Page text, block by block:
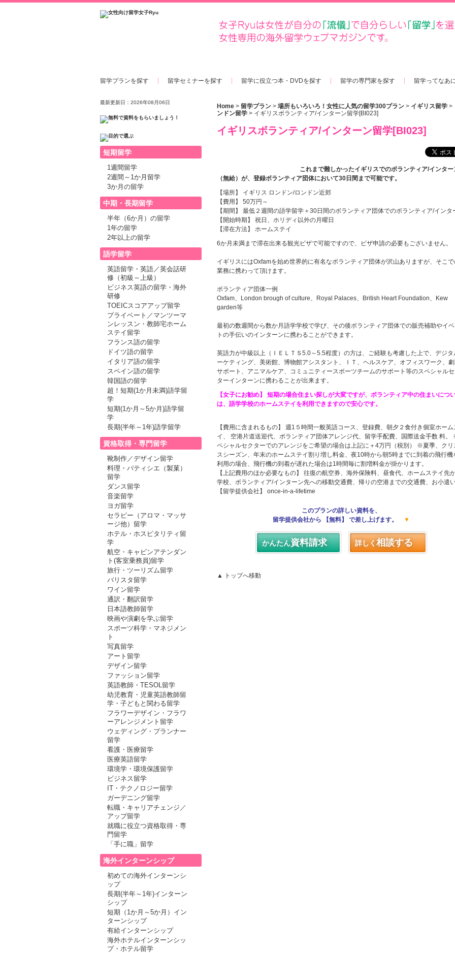
留学プランを探す 留学セミナーを探す 留学に役立つ本・DVDを探す 留学の専門家を探す 留学ってなあ
最新更新日：2026年08月06日
短期留学
1週間留学
2週間～1か月留学
3か月の留学
中期・長期留学
半年（6か月）の留学
1年の留学
2年以上の留学
語学留学
英語留学・英語／英会話研
修（初級～上級）
ビジネス英語の留学・海外
研修
TOEICスコアアップ留学
プライベート／マンツーマ
ンレッスン・教師宅ホーム
ステイ留学
フランス語の留学
ドイツ語の留学
イタリア語の留学
スペイン語の留学
韓国語の留学
超！短期(1か月未満)語学留
学
短期(1か月～5か月)語学留
学
長期(半年～1年)語学留学
資格取得・専門留学
靴制作／デザイン留学
料理・パティシエ（製菓）
留学
ダンス留学
音楽留学
ヨガ留学
セラピー（アロマ・マッサ
ージ他）留学
ホテル・ホスピタリティ留
学
航空・キャビンアテンダン
ト(客室乗務員)留学
旅行・ツーリズム留学
バリスタ留学
ワイン留学
通訳・翻訳留学
日本語教師留学
映画や演劇を学ぶ留学
スポーツ科学・マネジメン
ト
写真留学
アート留学
デザイン留学
ファッション留学
英語教師・TESOL留学
幼児教育・児童英語教師留
学・子どもと関わる留学
フラワーデザイン・フラワ
ーアレンジメント留学
ウェディング・プランナー
留学
看護・医療留学
医療英語留学
環境学・環境保護留学
ビジネス留学
IT・テクノロジー留学
ガーデニング留学
転職・キャリアチェンジ／
アップ留学
就職に役立つ資格取得・専
門留学
「手に職」留学
海外インターンシップ
初めての海外インターンシ
ップ
長期(半年～1年)インターン
シップ
短期（1か月～5か月）イン
ターンシップ
有給インターンシップ
海外ホテルインターンシッ
プ・ホテル留学
Home > 留学プラン > 場所もいろいろ！女性に人気の留学300プラン > イギリス留学 >
ンドン留学 > イギリスボランティア/インターン留学[BI023]
イギリスボランティア/インターン留学[BI023]
これまで難しかったイギリスでのボランティア/インター
（無給）が、登録ボランティア団体において30日間まで可能です。
【場所】 イギリス ロンドン/ロンドン近郊
【費用】 50万円～
【期間】 最低２週間の語学留学＋30日間のボランティア団体でのボランティア/インタ
【開始時期】 祝日、ホリディ以外の月曜日
【滞在方法】 ホームステイ
6か月未満まで滞在出来る観光ビザで可能ですので、ビザ申請の必要もございません。
イギリスにはOxfamを始め世界的に有名なボランティア団体が沢山ありますが、そこ
業務に携わって頂けます。
ボランティア団体一例
Oxfam、London brough of culture、Royal Palaces、British Heart Foundation、Kew
garden等
最初の数週間から数か月語学学校で学び、その後ボランティア団体での販売補助やイ
トの手伝いのインターンに携わることができます。
英語力が中級以上（ＩＥＬＴＳ5.0～5.5程度）の方は、ご経験も考慮した上で、デジタ
ーケティング、美術館、博物館アシスタント、ＩＴ、ヘルスケア、オフィスワーク、
サポート、アニマルケア、コミュニティースポーツチームのサポート等のスペシャルセ
ターインターンに携わることが出来ます。
【女子にお勧め】 短期の場合住まい探しが大変ですが、ボランティア中の住まいにつ
は、語学学校のホームステイを利用できますので安心です。
【費用に含まれるもの】 週1５時間一般英語コース、登録費、朝夕２食付き個室ホーム
イ、 空港片道送迎代、ボランティア団体アレンジ代、留学手配費、国際送金手数 料。
ペシャルセクターでのアレンジをご希望の場合は上記に＋4万円（税別） ※夏季、クリ
スシーズン、年末のホームステイ割り増し料金、夜10時から朝5時までに到着の飛行機
利用の場合、飛行機の到着が遅れた場合は1時間毎に割増料金が掛かります。
【上記費用のほか必要なもの】 往復の航空券、海外保険料、昼食代、ホームステイ先
学校、ボランティア/インターン先への移動交通費、帰りの空港までの交通費、お小遣い
【留学提供会社】 once-in-a-lifetime
このプランの詳しい資料を、
留学提供会社から 【無料】 で差し上げます。
▼
かんたん資料請求 詳しく相談する
▲ トップへ移動